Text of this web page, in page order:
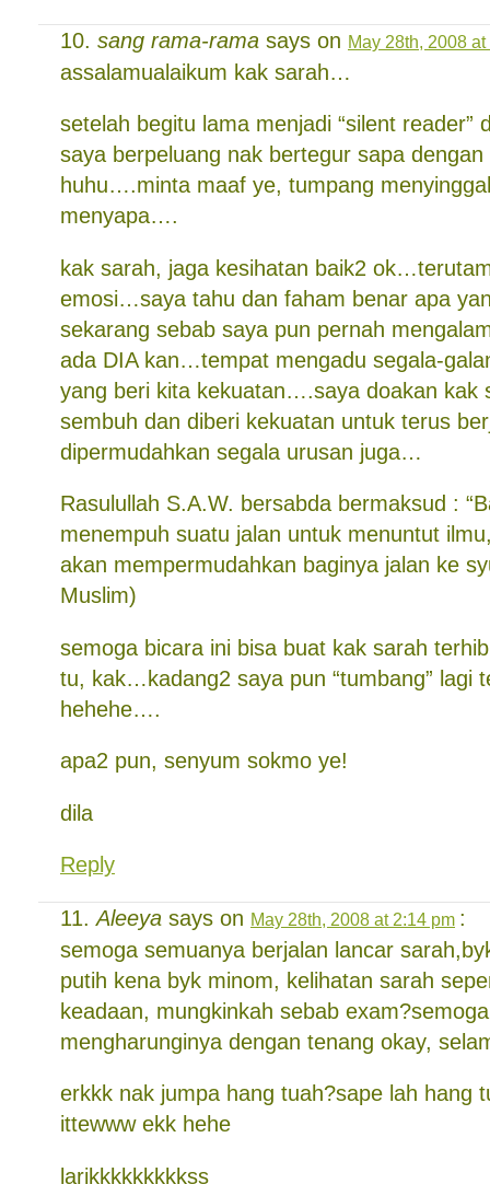
sang rama-rama says on May 28th, 2008
assalamualaikum kak sarah…
setelah begitu lama menjadi “silent reader”
saya berpeluang nak bertegur sapa
huhu….minta maaf ye, tumpang
menyapa….
kak sarah, jaga kesihatan baik2
emosi…saya tahu dan faham benar apa
sekarang sebab saya pun pernah
ada DIA kan…tempat mengadu segala-
yang beri kita kekuatan….saya doakan kak
sembuh dan diberi kekuatan untuk terus
dipermudahkan segala urusan juga…
Rasulullah S.A.W. bersabda bermaksud :
menempuh suatu jalan untuk menuntut
akan mempermudahkan baginya jalan ke
Muslim)
semoga bicara ini bisa buat kak sarah
tu, kak…kadang2 saya pun “tumbang” lagi
hehehe….
apa2 pun, senyum sokmo ye!
dila
Reply
Aleeya says on May 28th, 2008 at 2:14 pm :
semoga semuanya berjalan lancar
putih kena byk minom, kelihatan sarah
keadaan, mungkinkah sebab
mengharunginya dengan tenang okay,
erkkk nak jumpa hang tuah?sape lah hang
ittewww ekk hehe
larikkkkkkkkkss